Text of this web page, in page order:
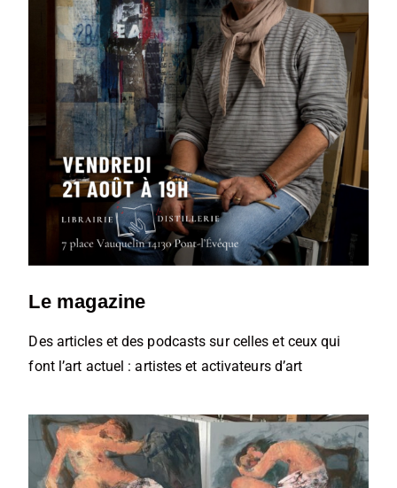
Le magazine
Des articles et des podcasts sur celles et ceux qui
font l’art actuel : artistes et activateurs d’art